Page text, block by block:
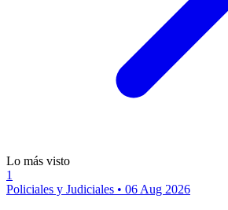
Lo más visto
1
Policiales y Judiciales • 06 Aug 2026